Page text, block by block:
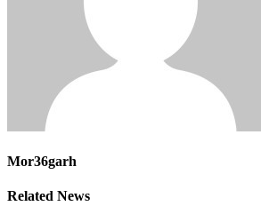
Mor36garh
Related News